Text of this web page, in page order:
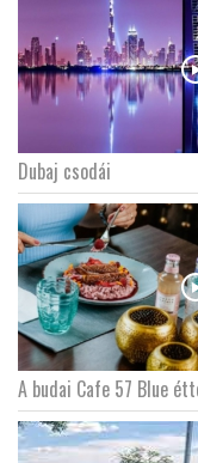
Dubaj csodái
A budai Cafe 57 Blue